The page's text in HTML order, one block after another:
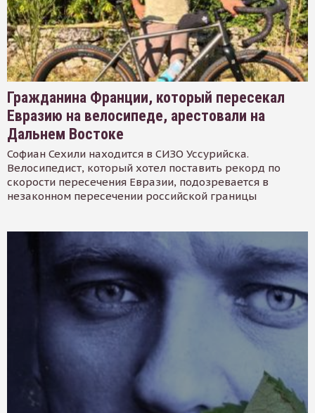
Гражданина Франции, который пересекал
Евразию на велосипеде, арестовали на
Дальнем Востоке
Софиан Сехили находится в СИЗО Уссурийска.
Велосипедист, который хотел поставить рекорд по
скорости пересечения Евразии, подозревается в
незаконном пересечении российской границы